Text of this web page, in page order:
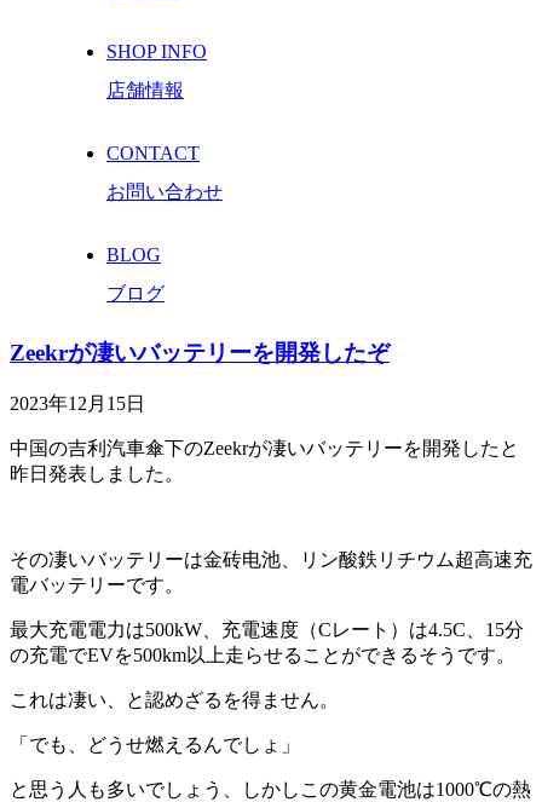
SHOP INFO
店舗情報
CONTACT
お問い合わせ
BLOG
ブログ
Zeekrが凄いバッテリーを開発したぞ
2023年12月15日
中国の吉利汽車傘下のZeekrが凄いバッテリーを開発したと
昨日発表しました。
その凄いバッテリーは金砖电池、リン酸鉄リチウム超高速充
電バッテリーです。
最大充電電力は500kW、充電速度（Cレート）は4.5C、15分
の充電でEVを500km以上走らせることができるそうです。
これは凄い、と認めざるを得ません。
「でも、どうせ燃えるんでしょ」
と思う人も多いでしょう、しかしこの黄金電池は1000℃の熱